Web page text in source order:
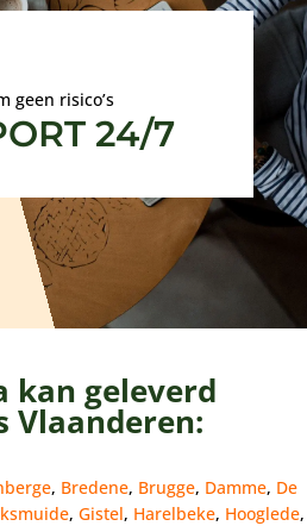
geen risico’s
24/7
kan geleverd
Vlaanderen:
, Bredene, Brugge, Damme, De
, Gistel, Harelbeke, Hooglede,